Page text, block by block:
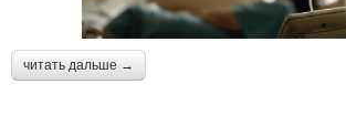
читать дальше →